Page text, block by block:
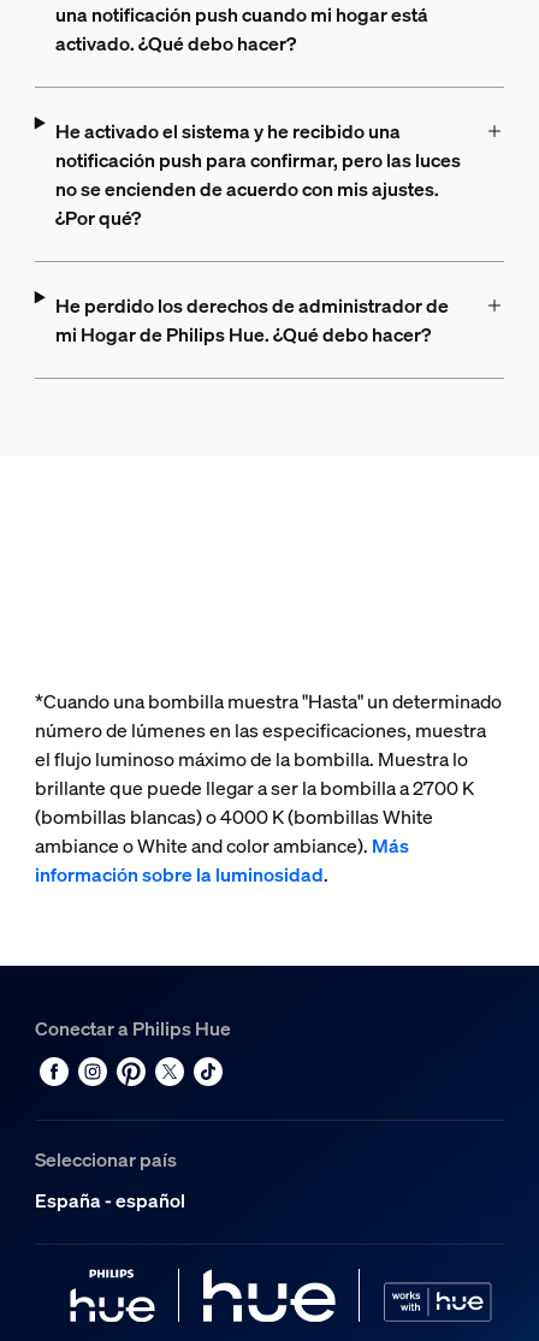
una notificación push cuando mi hogar está
activado. ¿Qué debo hacer?
He activado el sistema y he recibido una
notificación push para confirmar, pero las luces
no se encienden de acuerdo con mis ajustes.
¿Por qué?
He perdido los derechos de administrador de
mi Hogar de Philips Hue. ¿Qué debo hacer?
*Cuando una bombilla muestra "Hasta" un determinado
número de lúmenes en las especificaciones, muestra
el flujo luminoso máximo de la bombilla. Muestra lo
brillante que puede llegar a ser la bombilla a 2700 K
(bombillas blancas) o 4000 K (bombillas White
ambiance o White and color ambiance). Más
información sobre la luminosidad.
Conectar a Philips Hue
Seleccionar país
España - español